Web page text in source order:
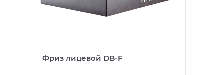
Фриз лицевой DB-F